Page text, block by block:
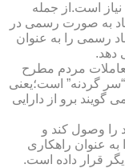
است.از جمله
به صورت رسمی در
رسمی را به عنوان
دهد.
مردم مطرح
گردنه” است؛یعنی
برو از دارایی
را وصول کند و
عنوان راهکاری
قرار داده است.